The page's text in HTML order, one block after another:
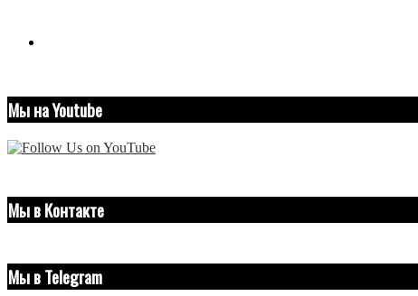
Мы на Youtube
Мы в Контакте
Мы в Telegram